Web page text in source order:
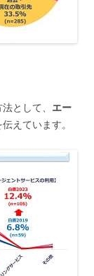
として、 エー
えています。